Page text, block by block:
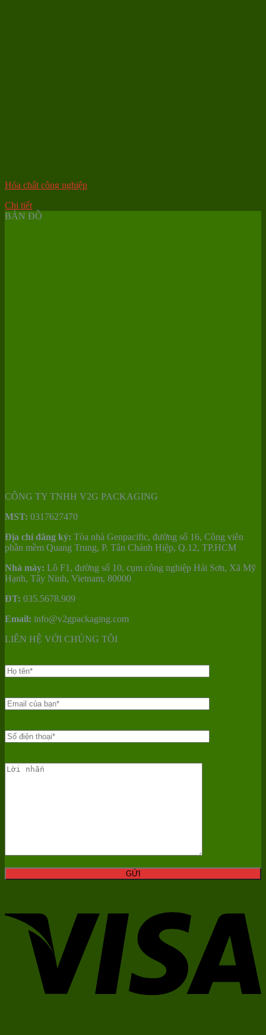
Hóa chất công nghiệp
Chi tiết
BẢN ĐỒ
CÔNG TY TNHH V2G PACKAGING
MST: 0317627470
Địa chỉ đăng ký: Tòa nhà Genpacific, đường số 16, Công viên
phần mềm Quang Trung, P. Tân Chánh Hiệp, Q.12, TP.HCM
Nhà máy: Lô F1, đường số 10, cụm công nghiệp Hải Sơn, Xã Mỹ
Hạnh, Tây Ninh, Vietnam, 80000
ĐT: 035.5678.909
Email: info@v2gpackaging.com
LIÊN HỆ VỚI CHÚNG TÔI